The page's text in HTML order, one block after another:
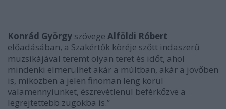
Konrád György szövege Alföldi Róbert
előadásában, a Szakértők köréje szőtt indaszerű
muzsikájával teremt olyan teret és időt, ahol
mindenki elmerülhet akár a múltban, akár a jövőben
is, miközben a jelen finoman leng körül
valamennyiünket, észrevétlenül beférkőzve a
legrejtettebb zugokba is.”